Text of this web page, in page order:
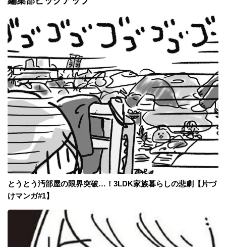
とうとう汚部屋の限界突破…！3LDK家族暮らしの悲劇【片づ
けマンガ#1】